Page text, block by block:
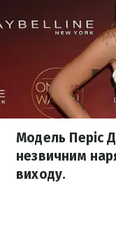
Модель Періс
незвичним
виходу.